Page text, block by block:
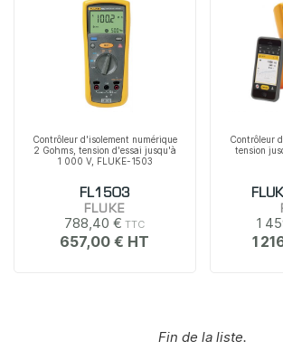
Contrôleur d'isolement numérique
2 Gohms, tension d'essai jusqu'à
1 000 V, FLUKE-1503
FL1503
FLUKE
788,40 €
657,00 €
Contrôleur
tension
1
1
Fin de la liste.